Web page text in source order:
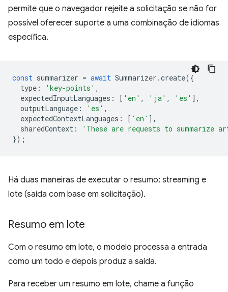
permite que o navegador rejeite a solicitação se não for
possível oferecer suporte a uma combinação de idiomas
específica.
const summarizer = await Summarizer .create({
type : 'key-points' ,
expectedInputLanguages : [ 'en' , 'ja' , 'es' ],
outputLanguage : 'es' ,
expectedContextLanguages : [ 'en' ],
sharedContext :
'These are requests to summarize
});
Há duas maneiras de executar o resumo: streaming e
lote (saída com base em solicitação).
Resumo em lote
Com o resumo em lote, o modelo processa a entrada
como um todo e depois produz a saída.
Para receber um resumo em lote, chame a função